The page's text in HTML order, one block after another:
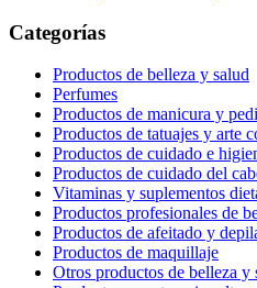
Categorías
Productos de belleza y salud
Perfumes
Productos de manicura y
Productos de tatuajes y arte
Productos de cuidado e
Productos de cuidado del
Vitaminas y suplementos
Productos profesionales de
Productos de afeitado y
Productos de maquillaje
Otros productos de belleza y